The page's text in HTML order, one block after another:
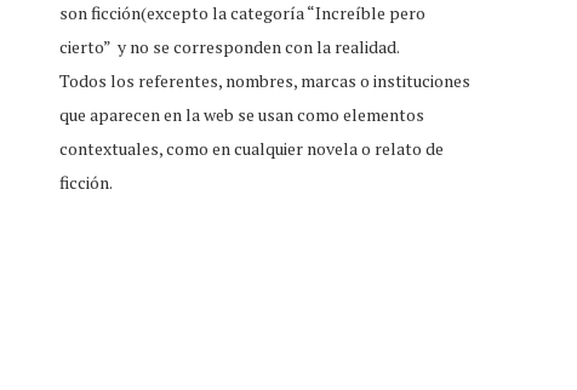
son ficción(excepto la categoría “Increíble pero
cierto” y no se corresponden con la realidad.
Todos los referentes, nombres, marcas o instituciones
que aparecen en la web se usan como elementos
contextuales, como en cualquier novela o relato de
ficción.